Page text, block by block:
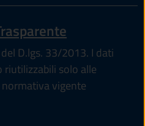
D.lgs. 33/2013. I dati
riutilizzabili solo alle
vigente